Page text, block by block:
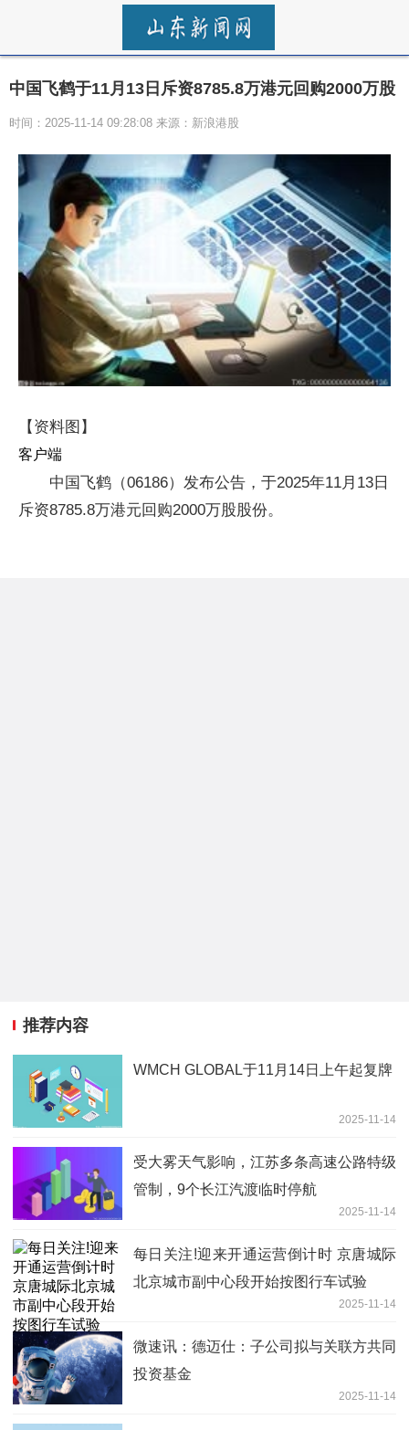
中国飞鹤于11月13日斥资8785.8万港元回购2000万股
时间：2025-11-14 09:28:08 来源：新浪港股
【资料图】
客户端
中国飞鹤（06186）发布公告，于2025年11月13日
斥资8785.8万港元回购2000万股股份。
推荐内容
WMCH GLOBAL于11月14日上午起复牌
2025-11-14
受大雾天气影响，江苏多条高速公路特级
管制，9个长江汽渡临时停航
2025-11-14
每日关注!迎来开通运营倒计时 京唐城际
北京城市副中心段开始按图行车试验
2025-11-14
微速讯：德迈仕：子公司拟与关联方共同
投资基金
2025-11-14